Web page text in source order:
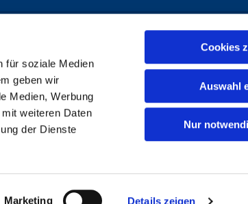
für soziale Medien
geben wir
Medien, Werbung
weiteren Daten
der Dienste
Marketing Details zeigen
Cookies
Auswahl
Nur
mail@bernhard-lichtenberg.berlin